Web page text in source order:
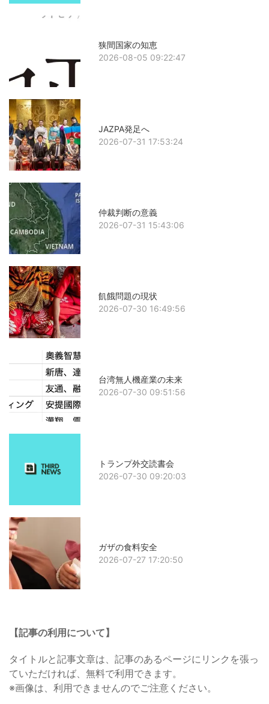
狭間国家の知恵
2026-08-05 09:22:47
JAZPA発足へ
2026-07-31 17:53:24
仲裁判断の意義
2026-07-31 15:43:06
飢餓問題の現状
2026-07-30 16:49:56
台湾無人機産業の未来
2026-07-30 09:51:56
トランプ外交読書会
2026-07-30 09:20:03
ガザの食料安全
2026-07-27 17:20:50
【記事の利用について】
タイトルと記事文章は、記事のあるページにリンクを張っ
ていただければ、無料で利用できます。
※画像は、利用できませんのでご注意ください。